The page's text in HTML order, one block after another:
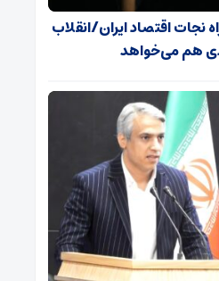
نجات اقتصاد ایران/انقلاب
هم می‌خواهد